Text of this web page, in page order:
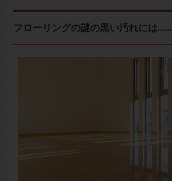
フローリングの謎の黒い汚れには……